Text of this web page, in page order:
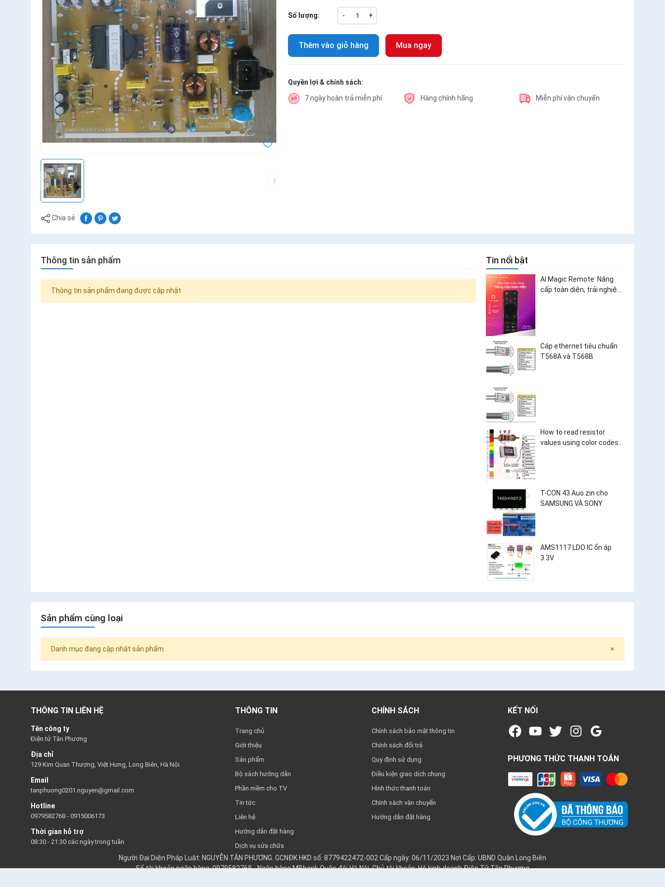
Chia sẻ
Số lượng: - +
Thêm vào giỏ hàng Mua ngay
Quyền lợi & chính sách:
7 ngày hoàn trả miễn phí Hàng chính hãng Miễn phí vận chuyển
Thông tin sản phẩm
Thông tin sản phẩm đang được cập nhật
Tin nổi bật
AI Magic Remote: Nâng
cấp toàn diện, trải nghiệm
Cáp ethernet tiêu chuẩn
T568A và T568B
How to read resistor
values using color codes
T-CON 43 Auo zin cho
SAMSUNG VÀ SONY
AMS1117 LDO IC ổn áp
3.3V
Sản phẩm cùng loại
×
Danh mục đang cập nhật sản phẩm
THÔNG TIN LIÊN HỆ
Tên công ty
Điện tử Tân Phương
Địa chỉ
129 Kim Quan Thượng, Việt Hưng, Long Biên, Hà Nội
Email
tanphuong0201.nguyen@gmail.com
Hotline
0979582768 - 0915006173
Thời gian hỗ trợ
08:30 - 21:30 các ngày trong tuần
THÔNG TIN
Trang chủ
Giới thiệu
Sản phẩm
Bộ sách hướng dẫn
Phần mềm cho TV
Tin tức
Liên hệ
Hướng dẫn đặt hàng
Dịch vụ sửa chữa
CHÍNH SÁCH
Chính sách bảo mật thông tin
Chính sách đổi trả
Quy định sử dụng
Điều kiện giao dịch chung
Hình thức thanh toán
Chính sách vận chuyển
Hướng dẫn đặt hàng
KẾT NỐI
PHƯƠNG THỨC THANH TOÁN
Người Đại Diện Pháp Luật: NGUYỄN TÂN PHƯƠNG. GCNĐK HKD số: 8779422472-002 Cấp ngày: 06/11/2023 Nơi Cấp: UBND Quận Long Biên
Số tài khoản ngân hàng: 0979582768 - Ngân hàng MBbank Quân đội Hà Nội. Chủ tài khoản: Hộ kinh doanh Điện Tử Tân Phương